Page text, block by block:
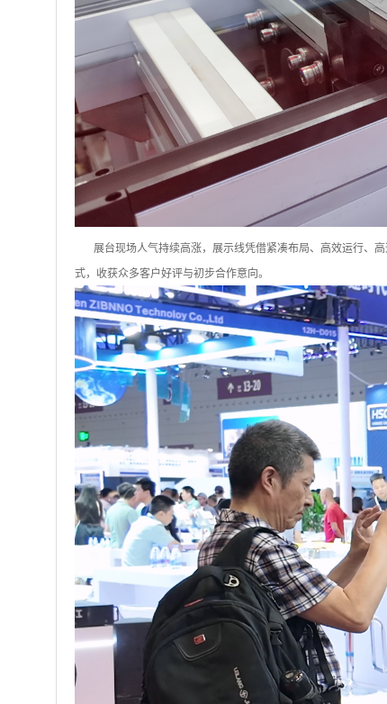
展台现场人气持续高涨， 展示线凭借紧凑布局、高效运行、
式，收获众多客户好评与初步合作意向。